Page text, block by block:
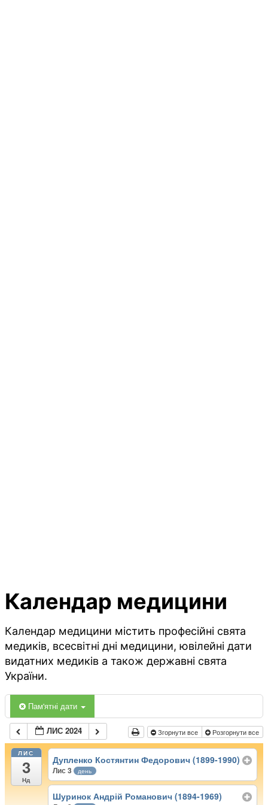
Календар медицини
Календар медицини містить професійні свята
медиків, всесвітні дні медицини, ювілейні дати
видатних медиків а також державні свята
України.
Пам'ятні дати
ЛИС 2024 Згорнути все Розгорнути все
ЛИС
3
Нд
Дупленко Костянтин Федорович (1899-1990)
Лис 3 день
Шуринок Андрій Романович (1894-1969)